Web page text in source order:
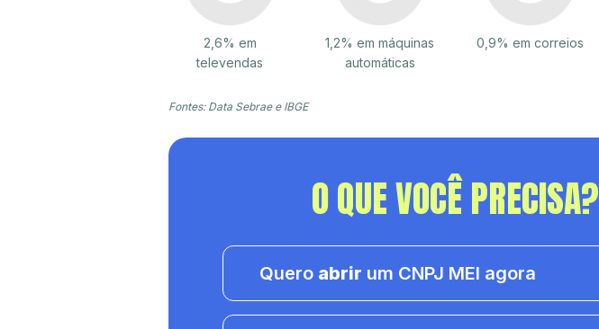
2,6% em
televendas
1,2% em máquinas
automáticas
0,9% em correios
Fontes: Data Sebrae e IBGE
O QUE VOCÊ PRECISA?
Quero abrir um CNPJ MEI agora